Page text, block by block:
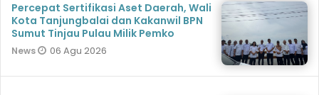
Percepat Sertifikasi Aset Daerah, Wali
Kota Tanjungbalai dan Kakanwil BPN
Sumut Tinjau Pulau Milik Pemko
News 06 Agu 2026